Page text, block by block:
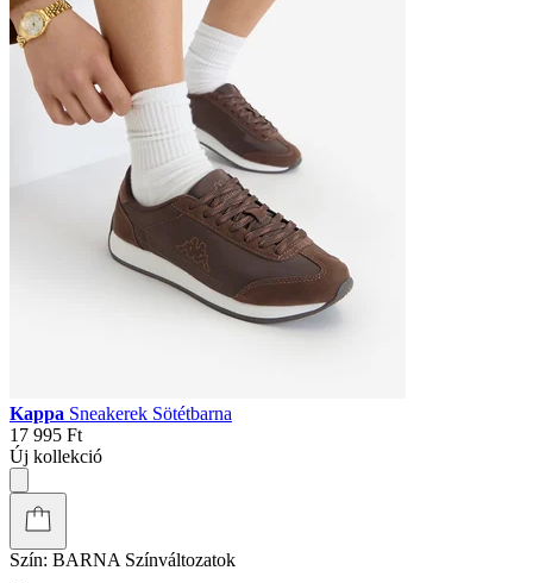
Kappa Sneakerek Sötétbarna
17 995 Ft
Új kollekció
Szín: BARNA Színváltozatok